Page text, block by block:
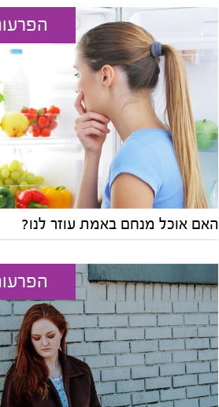
האם אוכל מנחם באמת עוזר לנו?